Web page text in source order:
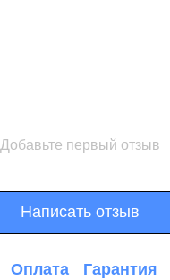
Добавьте первый отзыв
Написать отзыв
Оплата Гарантия